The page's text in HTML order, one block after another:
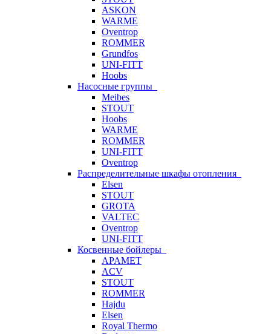
ASKON
WARME
Oventrop
ROMMER
Grundfos
UNI-FITT
Hoobs
Насосные группы
Meibes
STOUT
Hoobs
WARME
ROMMER
UNI-FITT
Oventrop
Распределительные шкафы отопления
Elsen
STOUT
GROTA
VALTEC
Oventrop
UNI-FITT
Косвенные бойлеры
APAMET
ACV
STOUT
ROMMER
Hajdu
Elsen
Royal Thermo